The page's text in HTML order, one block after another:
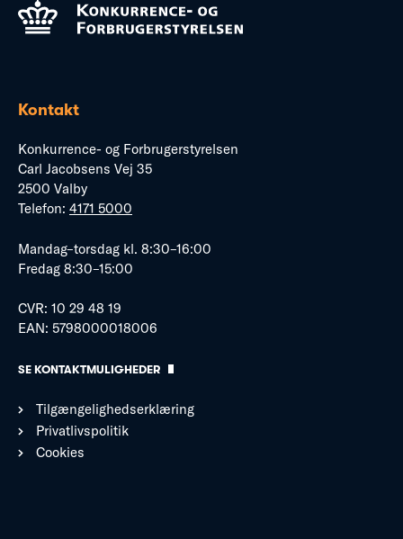
Kontakt
Konkurrence- og Forbrugerstyrelsen
Carl Jacobsens Vej 35
2500 Valby
Telefon: 4171 5000
Mandag–torsdag kl. 8:30–16:00
Fredag 8:30–15:00
CVR: 10 29 48 19
EAN: 5798000018006
SE KONTAKTMULIGHEDER
Tilgængelighedserklæring
Privatlivspolitik
Cookies